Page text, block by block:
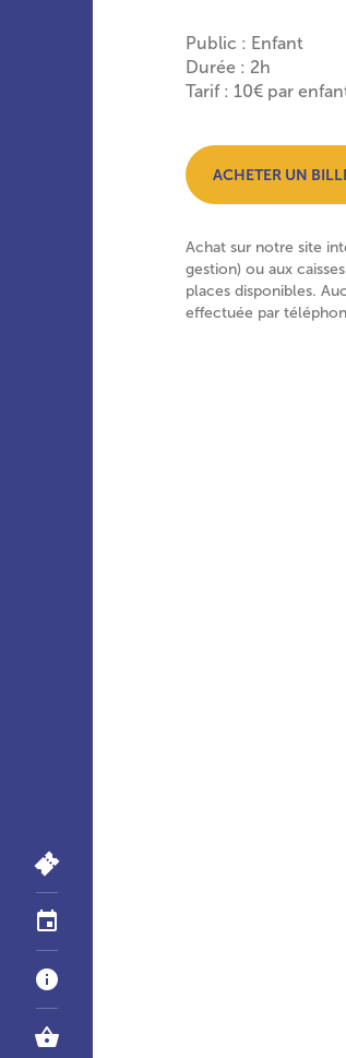
Public : Enfant
Durée : 2h
Tarif : 10€ par
ACHETER UN
Achat sur notre site
gestion) ou aux
places disponibles.
effectuée par